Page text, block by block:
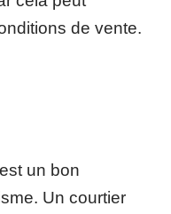
de vente.
un bon
Un courtier